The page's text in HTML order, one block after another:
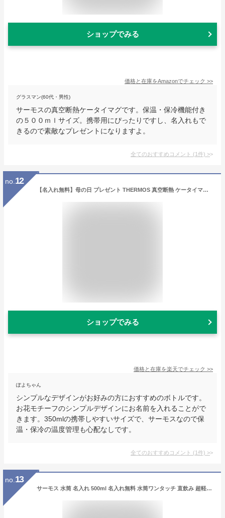
ショップでみる
価格と在庫をAmazonでチェック >>
グラスマン(60代・男性)
サーモスの真空断熱ケータイマグです。保温・保冷機能付き
の５００ｍｌサイズ。携帯用にぴったりですし、名入れもで
きるので素敵なプレゼントになりますよ。
全てのおすすめコメント (1件) >
no. 12
【名入れ無料】母の日 プレゼント THERMOS 真空断熱 ケータイマグ 花デザイン サーモス350ml JON-351 水筒 ギフト 誕生日 退職祝い 入学祝い 名入れ マイボトル シンプル おしゃれ かわいい 保冷 保温 軽量 実用的 大人 フラワー 卒業 記念品 感謝 先生 名前入り 敬老の日
ショップでみる
価格と在庫を楽天でチェック >>
ぽよちゃん
シンプルなデザインがお好みの方におすすめのボトルです。
お花モチーフのシンプルデザインにお名前を入れることがで
きます。350mlの携帯しやすいサイズで、サーモスなので保
温・保冷の温度管理も心配なしです。
全てのおすすめコメント (1件) >
no. 13
サーモス 水筒 名入れ 500ml 名入れ無料 水筒ワンタッチ 直飲み 超軽量 JNL-S500 THERMOS 部活 スポーツドリンク対応 シンプル かわいい 子供 水筒 ギフト プレゼント 入学 お祝い イベント サークル 子供 名前入り 実用的 マイボトル 男性 女性 母の日 父の日 小学生 中学生